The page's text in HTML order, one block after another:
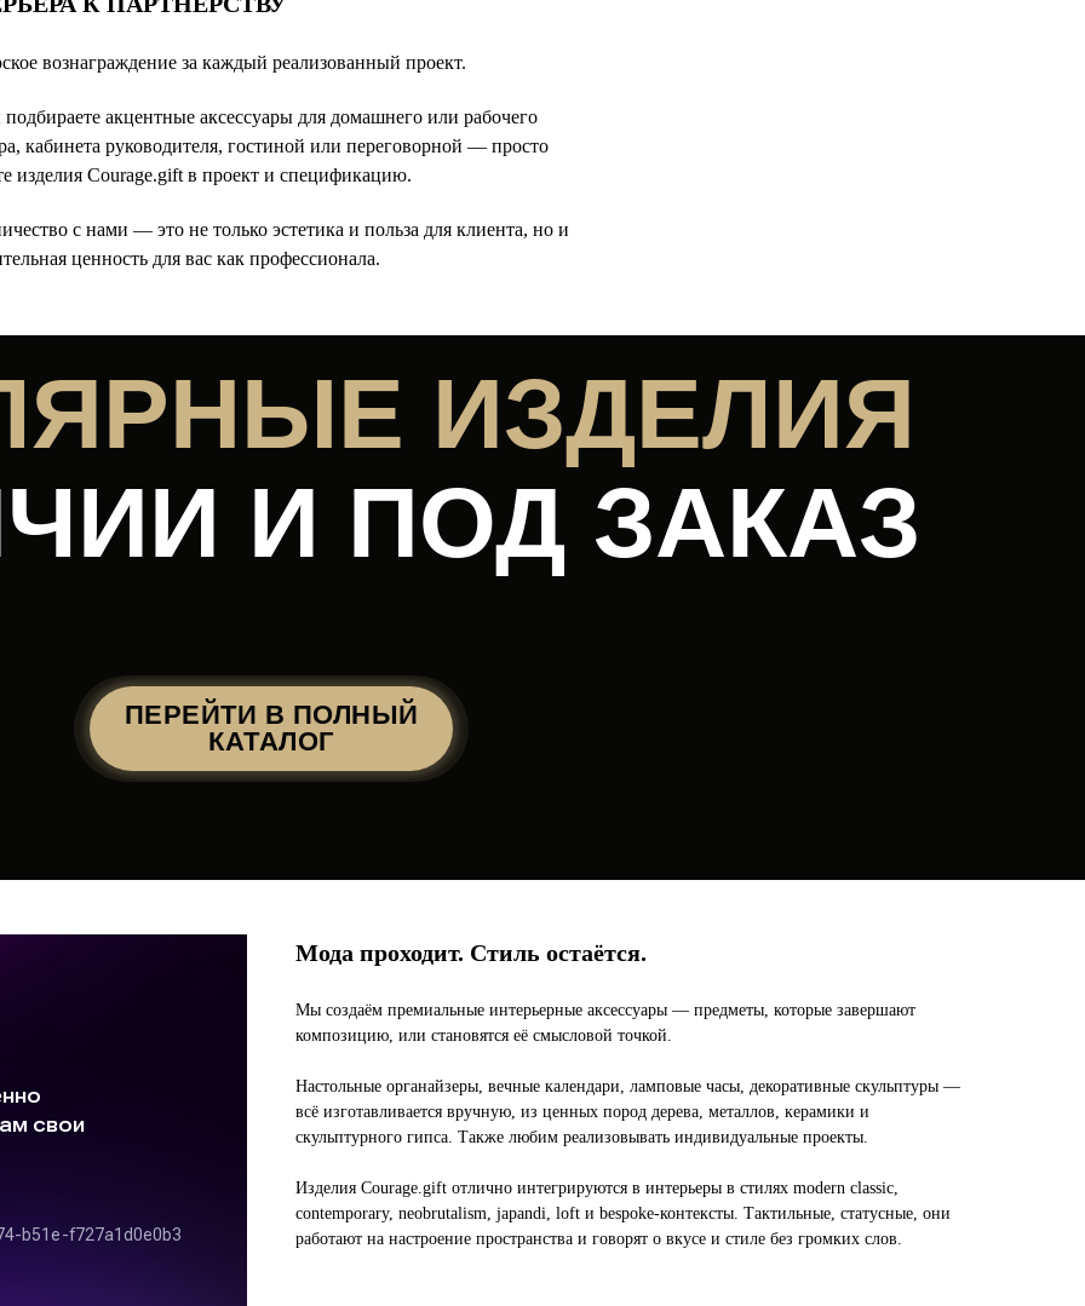
вознаграждение за каждый реализованный проект.
акцентные аксессуары для домашнего или рабочего
кабинета руководителя, гостиной или переговорной — просто
изделия Courage.gift в проект и спецификацию.
с нами — это не только эстетика и польза для клиента, но и
ценность для вас как профессионала.
ИЗДЕЛИЯ
И ПОД ЗАКАЗ
ПЕРЕЙТИ В ПОЛНЫЙ
КАТАЛОГ
Мода проходит. Стиль остаётся.
Мы создаём премиальные интерьерные аксессуары — предметы, которые завершают
композицию, или становятся её смысловой точкой.
Настольные органайзеры, вечные календари, ламповые часы, декоративные скульптуры —
всё изготавливается вручную, из ценных пород дерева, металлов, керамики и
скульптурного гипса. Также любим реализовывать индивидуальные проекты.
Изделия Courage.gift отлично интегрируются в интерьеры в стилях modern classic,
contemporary, neobrutalism, japandi, loft и bespoke-контексты. Тактильные, статусные, они
работают на настроение пространства и говорят о вкусе и стиле без громких слов.